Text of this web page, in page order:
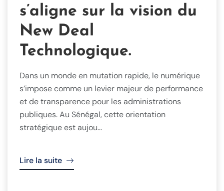
s’aligne sur la vision du
New Deal
Technologique.
Dans un monde en mutation rapide, le numérique
s’impose comme un levier majeur de performance
et de transparence pour les administrations
publiques. Au Sénégal, cette orientation
stratégique est aujou...
Lire la suite